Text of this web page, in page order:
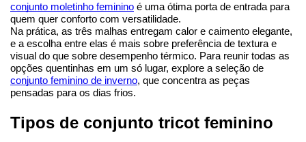
conjunto moletinho feminino é uma ótima porta de entrada para
quem quer conforto com versatilidade.
Na prática, as três malhas entregam calor e caimento elegante,
e a escolha entre elas é mais sobre preferência de textura e
visual do que sobre desempenho térmico. Para reunir todas as
conjunto feminino de inverno, que concentra as peças
pensadas para os dias frios.
Tipos de conjunto tricot feminino